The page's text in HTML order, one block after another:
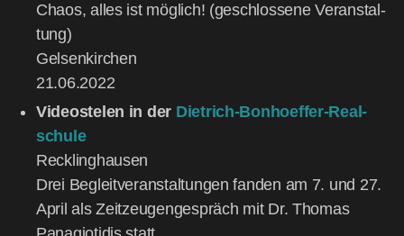
Cha­os, alles ist mög­lich! (geschlos­se­ne Ver­an­stal­
tung)
Gel­sen­kir­chen
21.06.2022
Vide­o­ste­len in der Diet­rich-Bon­hoef­fer-Real­
schu­le
Reck­ling­hau­sen
Drei Begleit­ver­an­stal­tun­gen fan­den am 7. und 27.
April als Zeit­zeu­gen­ge­spräch mit Dr. Tho­mas